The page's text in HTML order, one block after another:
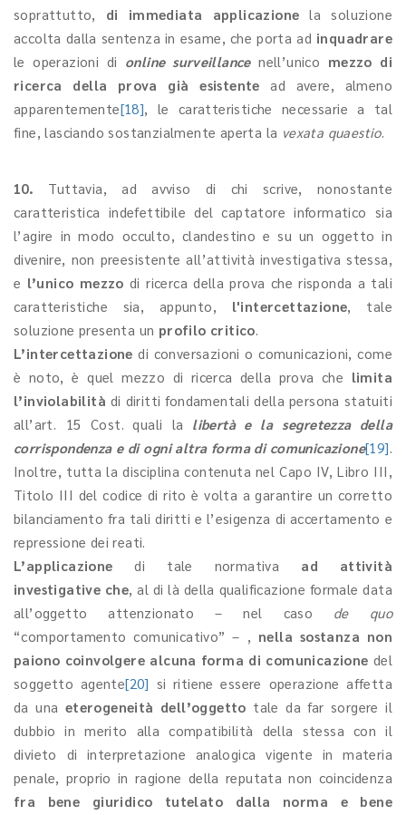
soprattutto, di immediata applicazione la soluzione
accolta dalla sentenza in esame, che porta ad inquadrare
le operazioni di online surveillance nell’unico mezzo di
ricerca della prova già esistente ad avere, almeno
apparentemente[18], le caratteristiche necessarie a tal
fine, lasciando sostanzialmente aperta la vexata quaestio.
10. Tuttavia, ad avviso di chi scrive, nonostante
caratteristica indefettibile del captatore informatico sia
l’agire in modo occulto, clandestino e su un oggetto in
divenire, non preesistente all’attività investigativa stessa,
e l’unico mezzo di ricerca della prova che risponda a tali
caratteristiche sia, appunto, l'intercettazione, tale
soluzione presenta un profilo critico.
L’intercettazione di conversazioni o comunicazioni, come
è noto, è quel mezzo di ricerca della prova che limita
l’inviolabilità di diritti fondamentali della persona statuiti
all’art. 15 Cost. quali la libertà e la segretezza della
corrispondenza e di ogni altra forma di comunicazione[19].
Inoltre, tutta la disciplina contenuta nel Capo IV, Libro III,
Titolo III del codice di rito è volta a garantire un corretto
bilanciamento fra tali diritti e l’esigenza di accertamento e
repressione dei reati.
L’applicazione di tale normativa ad attività
investigative che, al di là della qualificazione formale data
all’oggetto attenzionato – nel caso de quo
“comportamento comunicativo” – , nella sostanza non
paiono coinvolgere alcuna forma di comunicazione del
soggetto agente[20] si ritiene essere operazione affetta
da una eterogeneità dell’oggetto tale da far sorgere il
dubbio in merito alla compatibilità della stessa con il
divieto di interpretazione analogica vigente in materia
penale, proprio in ragione della reputata non coincidenza
fra bene giuridico tutelato dalla norma e bene